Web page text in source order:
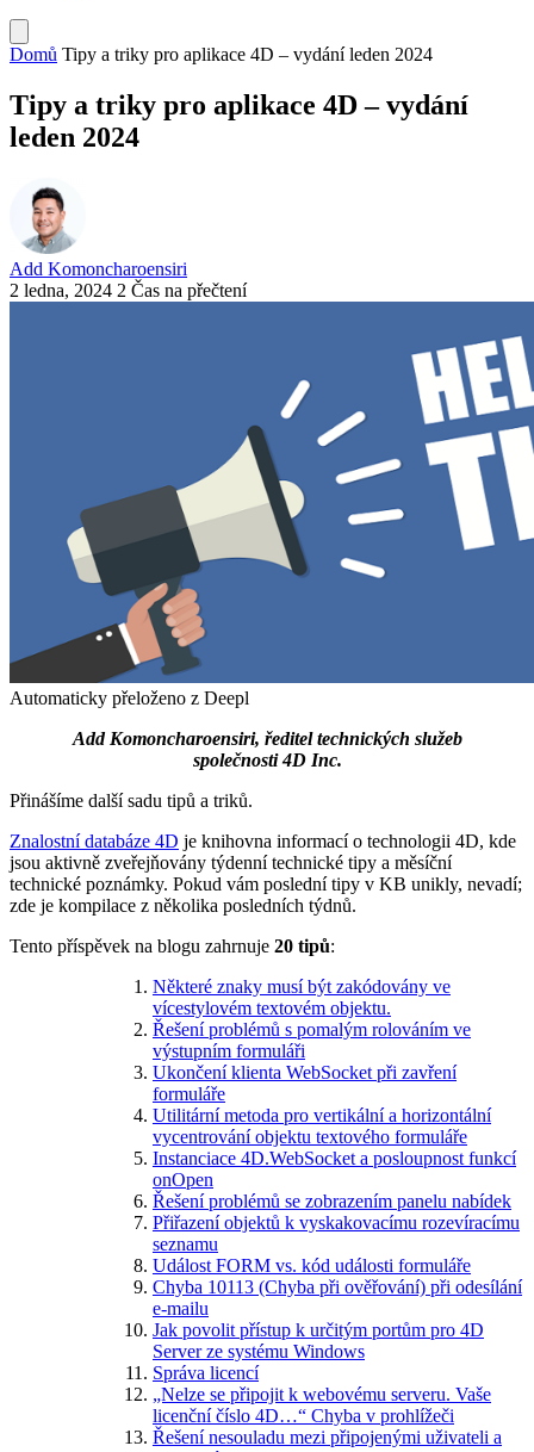
Domů Tipy a triky pro aplikace 4D – vydání leden 2024
Tipy a triky pro aplikace 4D – vydání
leden 2024
Add Komoncharoensiri
2 ledna, 2024 2 Čas na přečtení
Automaticky přeloženo z Deepl
Add Komoncharoensiri, ředitel technických služeb
společnosti 4D Inc.
Přinášíme další sadu tipů a triků.
Znalostní databáze 4D je knihovna informací o technologii 4D, kde
jsou aktivně zveřejňovány týdenní technické tipy a měsíční
technické poznámky. Pokud vám poslední tipy v KB unikly, nevadí;
zde je kompilace z několika posledních týdnů.
Tento příspěvek na blogu zahrnuje 20 tipů:
Některé znaky musí být zakódovány ve
vícestylovém textovém objektu.
Řešení problémů s pomalým rolováním ve
výstupním formuláři
Ukončení klienta WebSocket při zavření
formuláře
Utilitární metoda pro vertikální a horizontální
vycentrování objektu textového formuláře
Instanciace 4D.WebSocket a posloupnost funkcí
onOpen
Řešení problémů se zobrazením panelu nabídek
Přiřazení objektů k vyskakovacímu rozevíracímu
seznamu
Událost FORM vs. kód události formuláře
Chyba 10113 (Chyba při ověřování) při odesílání
e-mailu
Jak povolit přístup k určitým portům pro 4D
Server ze systému Windows
Správa licencí
„Nelze se připojit k webovému serveru. Vaše
licenční číslo 4D…“ Chyba v prohlížeči
Řešení nesouladu mezi připojenými uživateli a